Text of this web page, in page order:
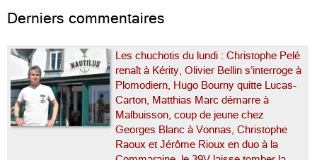
Derniers commentaires
Les chuchotis du lundi : Christophe Pelé
renaît à Kérity, Olivier Bellin s’interroge à
Plomodiern, Hugo Bourny quitte Lucas-
Carton, Matthias Marc démarre à
Malbuisson, coup de jeune chez
Georges Blanc à Vonnas, Christophe
Raoux et Jérôme Rioux en duo à la